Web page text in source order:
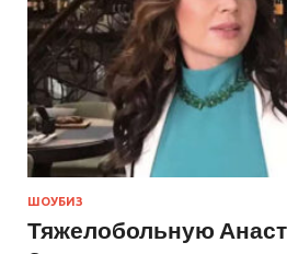
ШОУБИЗ
Тяжелобольную